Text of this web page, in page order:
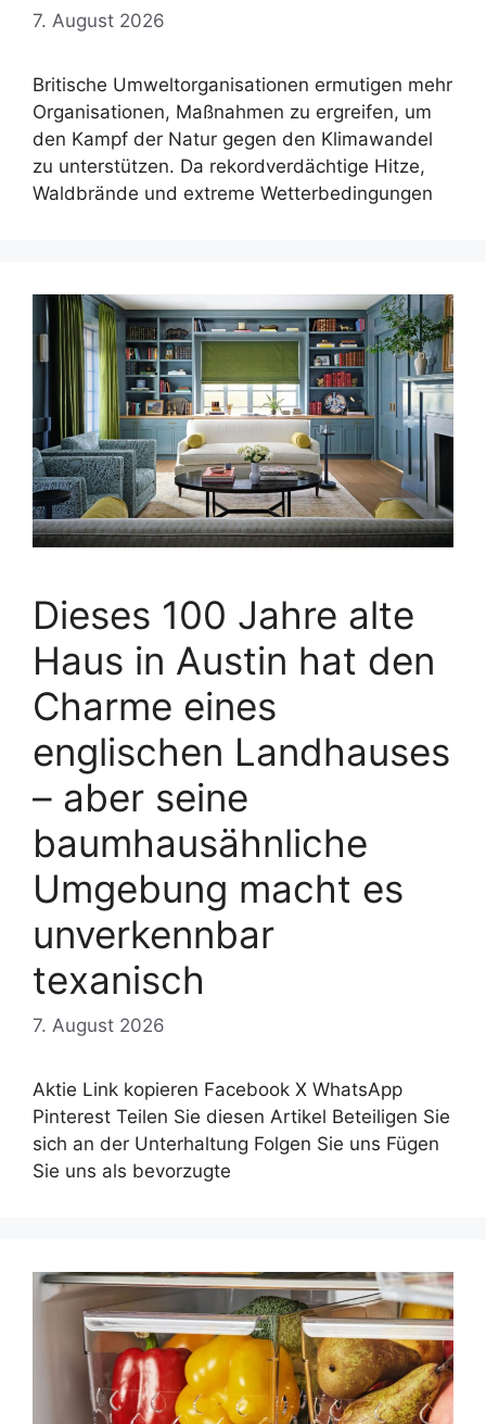
7. August 2026
Britische Umweltorganisationen ermutigen mehr
Organisationen, Maßnahmen zu ergreifen, um
den Kampf der Natur gegen den Klimawandel
zu unterstützen. Da rekordverdächtige Hitze,
Waldbrände und extreme Wetterbedingungen
Dieses 100 Jahre alte
Haus in Austin hat den
Charme eines
englischen Landhauses
– aber seine
baumhausähnliche
Umgebung macht es
unverkennbar
texanisch
7. August 2026
Aktie Link kopieren Facebook X WhatsApp
Pinterest Teilen Sie diesen Artikel Beteiligen Sie
sich an der Unterhaltung Folgen Sie uns Fügen
Sie uns als bevorzugte